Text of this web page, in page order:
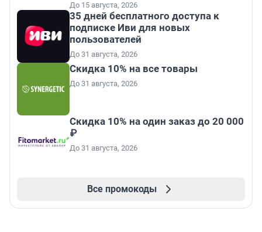
До 15 августа, 2026
35 дней бесплатного доступа к
подписке Иви для новых
пользователей
До 31 августа, 2026
Скидка 10% на все товары
До 31 августа, 2026
Скидка 10% на один заказ до 20 000
₽
До 31 августа, 2026
Все промокоды